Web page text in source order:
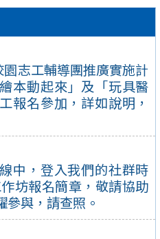
志工輔導團推廣實施計
本動起來」及「玩具醫
報名參加，詳如說明，
中，登入我們的社群時
坊報名簡章，敬請協助
與，請查照。